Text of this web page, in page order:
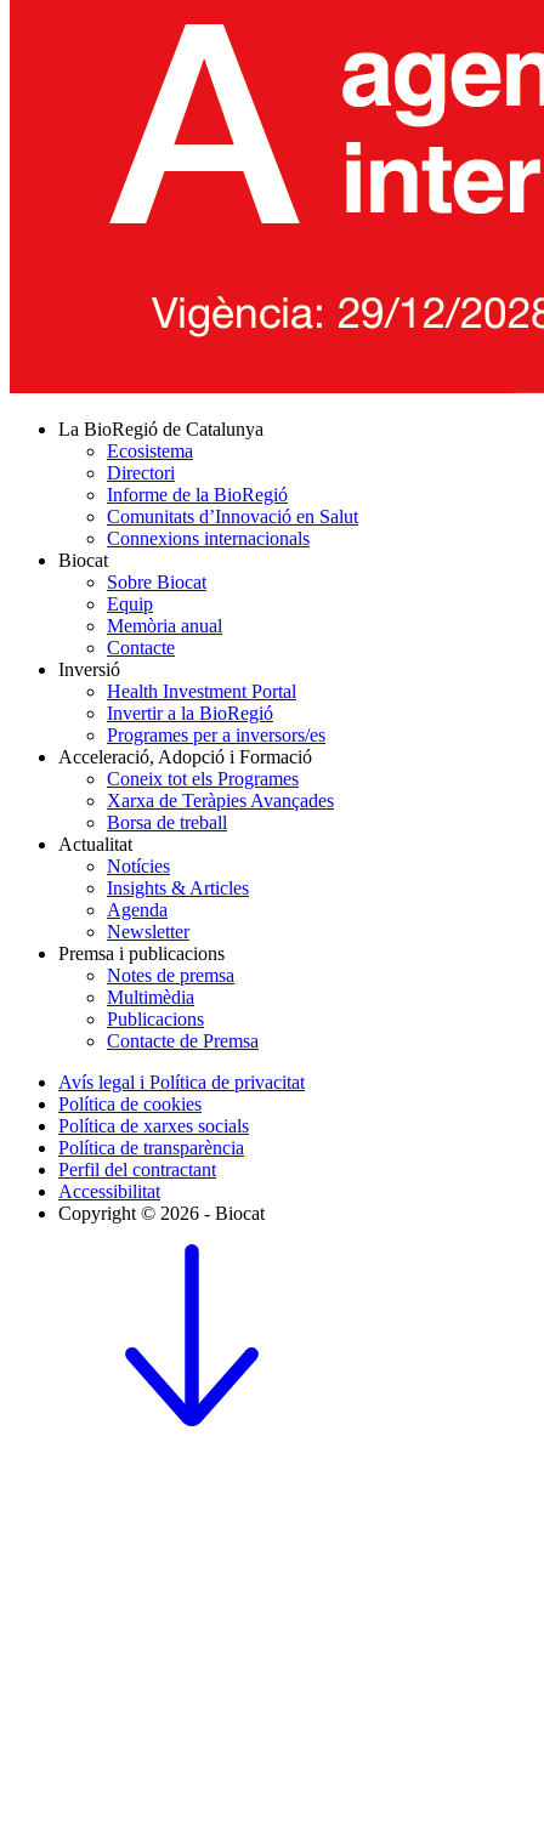
La BioRegió de Catalunya
Ecosistema
Directori
Informe de la BioRegió
Comunitats d’Innovació en Salut
Connexions internacionals
Biocat
Sobre Biocat
Equip
Memòria anual
Contacte
Inversió
Health Investment Portal
Invertir a la BioRegió
Programes per a inversors/es
Acceleració, Adopció i Formació
Coneix tot els Programes
Xarxa de Teràpies Avançades
Borsa de treball
Actualitat
Notícies
Insights & Articles
Agenda
Newsletter
Premsa i publicacions
Notes de premsa
Multimèdia
Publicacions
Contacte de Premsa
Avís legal i Política de privacitat
Política de cookies
Política de xarxes socials
Política de transparència
Perfil del contractant
Accessibilitat
Copyright © 2026 - Biocat